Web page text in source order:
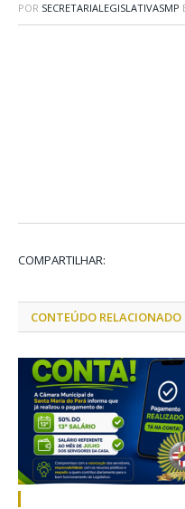
POR SECRETARIALEGISLATIVASMP
COMPARTILHAR:
CONTEÚDO RELACIONADO